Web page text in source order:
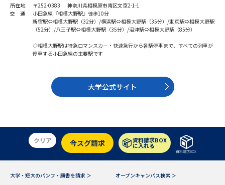
ユーザーサポート
Ｑ＆Ａ よくあるご質問 大学進学IDについて
特定商取引表記
訂正のご案内
所在地
〒252-0383 神奈川県相模原市南区文京2-1-1
交 通
小田急線『相模大野駅』徒歩10分
新宿駅⇔相模大野駅（32分）/横浜駅⇔相模大野駅（35分）/東京駅⇔相模大野駅
（52分）/八王子駅⇔相模大野駅（35分）/沼津駅⇔相模大野駅（85分）
◇相模大野駅は特急ロマンスカー・快速急行から各駅停車まで、すべての列車が
停車する小田急線の主要駅です
大学公式サイト
クリア 今スグ請求 資料請求BOX
に入れる
資料請求BOX
大学・短大のパンフ・願書を請求 ＞
オープンキャンパス検索 ＞